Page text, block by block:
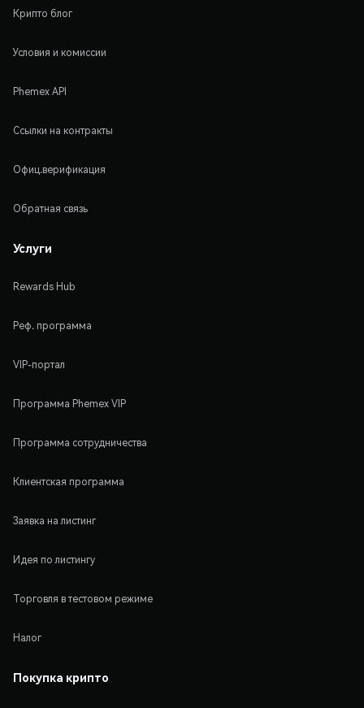
Крипто блог
Условия и комиссии
Phemex API
Ссылки на контракты
Офиц.верификация
Обратная связь
Услуги
Rewards Hub
Реф. программа
VIP-портал
Программа Phemex VIP
Программа сотрудничества
Клиентская программа
Заявка на листинг
Идея по листингу
Торговля в тестовом режиме
Налог
Покупка крипто